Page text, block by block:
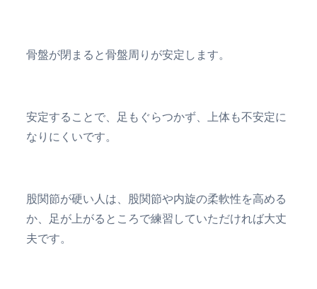
骨盤が閉まると骨盤周りが安定します。
安定することで、足もぐらつかず、上体も不安定に
なりにくいです。
股関節が硬い人は、股関節や内旋の柔軟性を高める
か、足が上がるところで練習していただければ大丈
夫です。